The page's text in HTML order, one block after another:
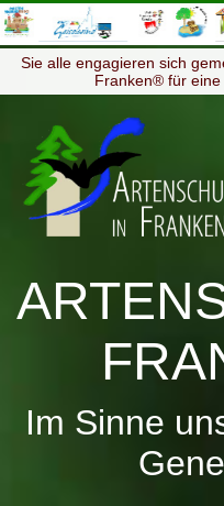
Sie alle engagieren sich
Franken® für
Im Sinne